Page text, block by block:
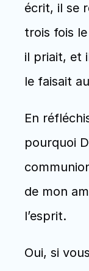
écrit, il se
trois fois
il priait, et
le faisait
En
pourquoi
de mon
l’esprit.
Oui, si